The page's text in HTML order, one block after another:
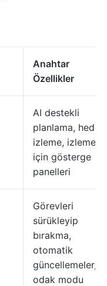
Anahtar
Özellikler
AI destekli
planlama, hedef
izleme, izleme
için gösterge
panelleri
Görevleri
sürükleyip
bırakma,
otomatik
güncellemeler,
odak modu